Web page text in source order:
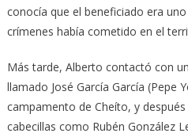
conocía que el beneficiado era
crímenes había cometido en el
Más tarde, Alberto contactó con
llamado José García García (Pepe
campamento de Cheíto, y
cabecillas como Rubén González